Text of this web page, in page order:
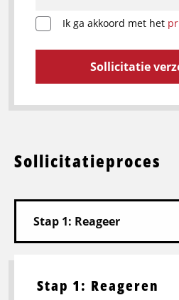
Ik ga akkoord met het
Sollicitatie
Sollicitatieproces
Stap 1: Reageren